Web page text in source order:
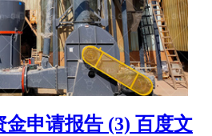
金申请报告 (3) 百度文